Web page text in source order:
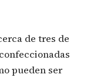
de tres de
pueden ser